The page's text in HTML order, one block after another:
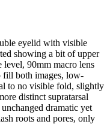
eyelid with visible
showing a bit of upper
level, 90mm macro lens
fill both images, low-
to no visible fold, slightly
distinct supratarsal
dramatic yet
roots and pores, only